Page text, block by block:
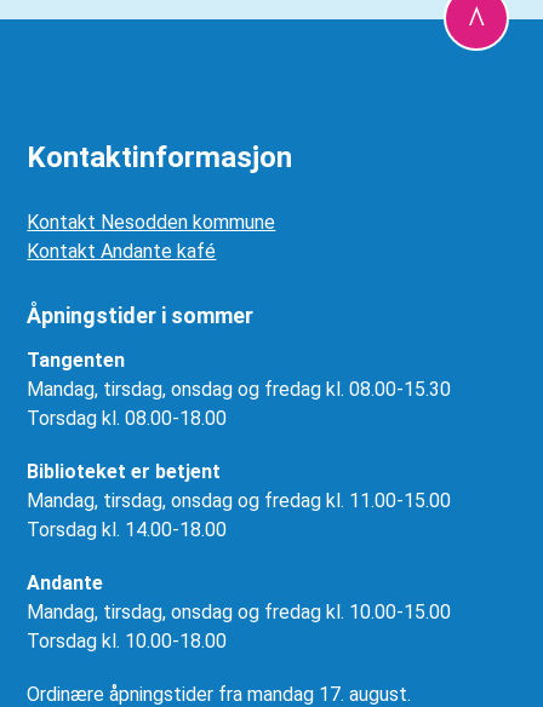
Kontaktinformasjon
Kontakt Nesodden kommune
Kontakt Andante kafé
Åpningstider i sommer
Tangenten
Mandag, tirsdag, onsdag og fredag kl. 08.00-15.30
Torsdag kl. 08.00-18.00
Biblioteket er betjent
Mandag, tirsdag, onsdag og fredag kl. 11.00-15.00
Torsdag kl. 14.00-18.00
Andante
Mandag, tirsdag, onsdag og fredag kl. 10.00-15.00
Torsdag kl. 10.00-18.00
Ordinære åpningstider fra mandag 17. august.